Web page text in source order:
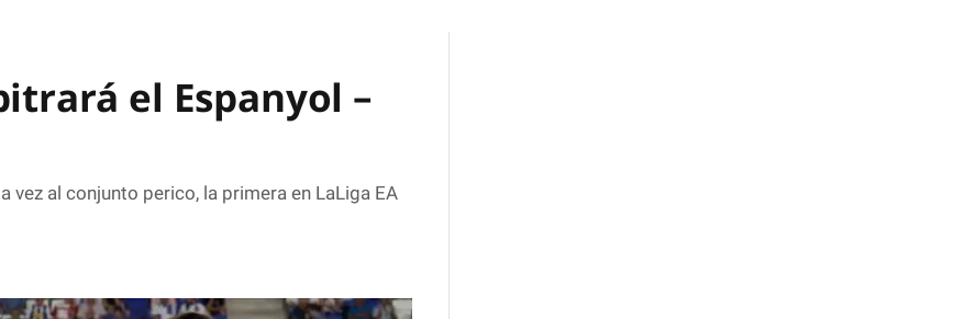
el Espanyol –
al conjunto perico, la primera en LaLiga EA